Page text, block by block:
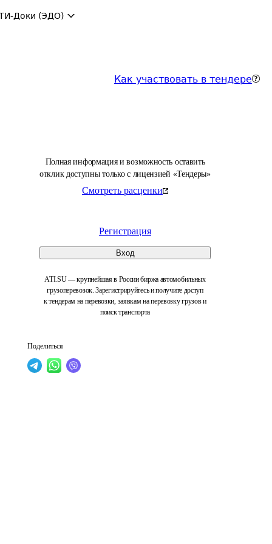
Доки (ЭДО)
Как участвовать в тендере
Полная информация и возможность оставить
отклик доступны только с лицензией «Тендеры»
Смотреть расценки
Регистрация
Вход
ATI.SU — крупнейшая в России биржа автомобильных
грузоперевозок. Зарегистрируйтесь и получите доступ
к тендерам на перевозки, заявкам на перевозку грузов и
поиск транспорта
Поделиться